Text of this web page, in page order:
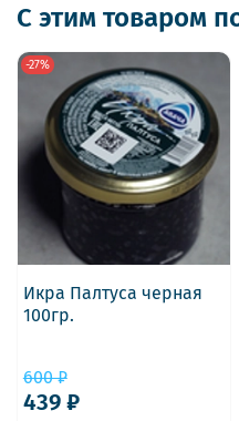
С этим товаром
-27%
Икра Палтуса черная
100гр.
600 ₽
439 ₽